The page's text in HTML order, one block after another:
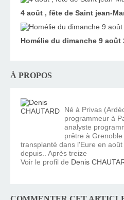
4 août , fête de Saint jean-
Homélie du dimanche 9 août
À PROPOS
Né à Privas
programmeur à
analyste
prêtre à Grenoble
transplanté dans l'Eure en
depuis.. Après treize
Voir le profil de Denis